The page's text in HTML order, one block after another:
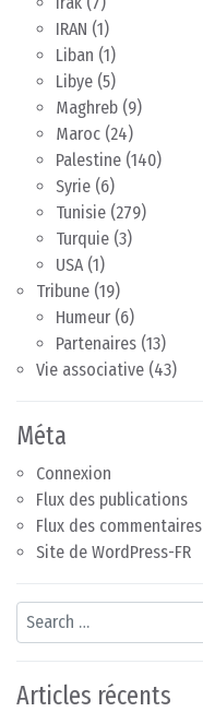
IRAN (1)
Liban (1)
Libye (5)
Maghreb (9)
Maroc (24)
Palestine (140)
Syrie (6)
Tunisie (279)
Turquie (3)
USA(1)
Tribune (19)
Humeur (6)
Partenaires (13)
Vie associative (43)
Méta
Connexion
Flux des publications
Flux des commentaires
Site de WordPress-FR
Search
Articles récents